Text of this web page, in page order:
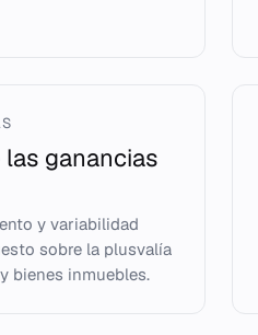
ganancias
y variabilidad
sobre la plusvalía
bienes inmuebles.